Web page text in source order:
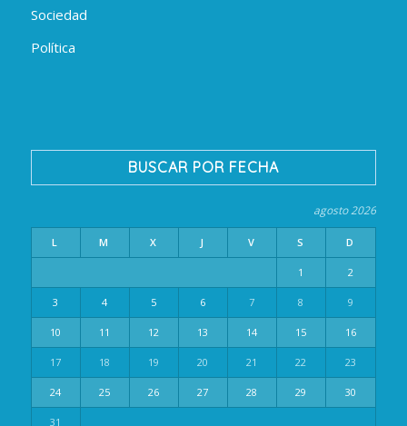
Sociedad
Política
BUSCAR POR FECHA
agosto 2026
L M X J V S D
1 2
3 4 5 6 7 8 9
10 11 12 13 14 15 16
17 18 19 20 21 22 23
24 25 26 27 28 29 30
31